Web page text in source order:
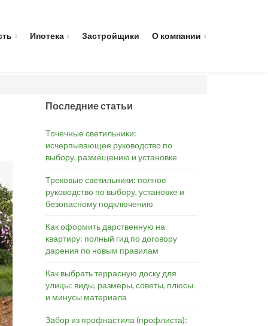
Ипотека Застройщики О компании
Последние статьи
Точечные светильники:
исчерпывающее руководство по
выбору, размещению и установке
Трековые светильники: полное
руководство по выбору, установке и
безопасному подключению
Как оформить дарственную на
квартиру: полный гид по договору
дарения по новым правилам
Как выбрать террасную доску для
улицы: виды, размеры, советы, плюсы
и минусы материала
Забор из профнастила (профлиста):